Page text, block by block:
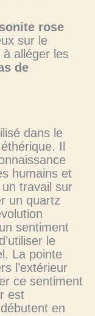
rose
sur le
alléger les
de
dans le
Il
humains et
travail sur
un quartz
sentiment
le
La pointe
l’extérieur
ce sentiment
est
en